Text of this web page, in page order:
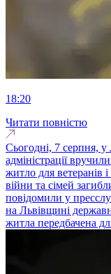
18:20
Читати повністю
Сьогодні, 7 серпня, у
адміністрації
житло для ветеранів і
війни та сімей
повідомили у
на Львівщині
житла передбачена